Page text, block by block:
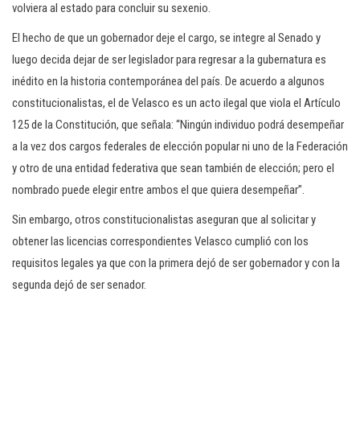
volviera al estado para concluir su sexenio.
El hecho de que un gobernador deje el cargo, se integre al Senado y
luego decida dejar de ser legislador para regresar a la gubernatura es
inédito en la historia contemporánea del país. De acuerdo a algunos
constitucionalistas, el de Velasco es un acto ilegal que viola el Artículo
125 de la Constitución, que señala: “Ningún individuo podrá desempeñar
a la vez dos cargos federales de elección popular ni uno de la Federación
y otro de una entidad federativa que sean también de elección; pero el
nombrado puede elegir entre ambos el que quiera desempeñar”.
Sin embargo, otros constitucionalistas aseguran que al solicitar y
obtener las licencias correspondientes Velasco cumplió con los
requisitos legales ya que con la primera dejó de ser gobernador y con la
segunda dejó de ser senador.